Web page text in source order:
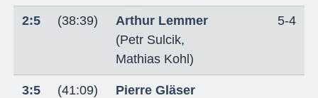
2:5 (38:39)
Arthur Lemmer
(Petr Sulcik,
Mathias Kohl )
5-4
3:5 (41:09)
Pierre Gläser